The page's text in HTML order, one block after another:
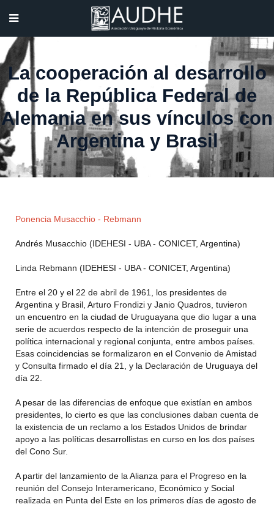
La cooperación al desarrollo
de la República Federal de
Alemania en sus vínculos con
Argentina y Brasil
Ponencia Musacchio - Rebmann
Andrés Musacchio (IDEHESI - UBA - CONICET, Argentina)
Linda Rebmann (IDEHESI - UBA - CONICET, Argentina)
Entre el 20 y el 22 de abril de 1961, los presidentes de
Argentina y Brasil, Arturo Frondizi y Janio Quadros, tuvieron
un encuentro en la ciudad de Uruguayana que dio lugar a una
serie de acuerdos respecto de la intención de proseguir una
política internacional y regional conjunta, entre ambos países.
Esas coincidencias se formalizaron en el Convenio de Amistad
y Consulta firmado el día 21, y la Declaración de Uruguaya del
día 22.
A pesar de las diferencias de enfoque que existían en ambos
presidentes, lo cierto es que las conclusiones daban cuenta de
la existencia de un reclamo a los Estados Unidos de brindar
apoyo a las políticas desarrollistas en curso en los dos países
del Cono Sur.
A partir del lanzamiento de la Alianza para el Progreso en la
reunión del Consejo Interamericano, Económico y Social
realizada en Punta del Este en los primeros días de agosto de